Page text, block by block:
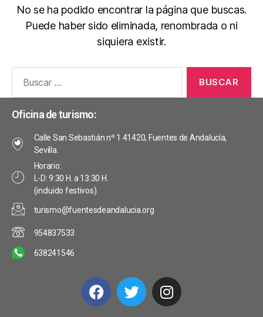
No se ha podido encontrar la página que buscas.
Puede haber sido eliminada, renombrada o ni
siquiera existir.
Oficina de turismo:
Calle San Sebastián nº 1 41420, Fuentes de Andalucía,
Sevilla.
Horario:
L-D: 9:30 H. a 13:30 H.
(incluido festivos).
turismo@fuentesdeandalucia.org
954837533
638241546